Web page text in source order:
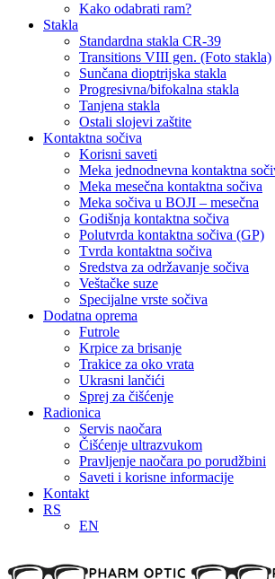
Kako odabrati ram?
Stakla
Standardna stakla CR-39
Transitions VIII gen. (Foto stakla)
Sunčana dioptrijska stakla
Progresivna/bifokalna stakla
Tanjena stakla
Ostali slojevi zaštite
Kontaktna sočiva
Korisni saveti
Meka jednodnevna kontaktna
Meka mesečna kontaktna sočiva
Meka sočiva u BOJI – mesečna
Godišnja kontaktna sočiva
Polutvrda kontaktna sočiva (GP)
Tvrda kontaktna sočiva
Sredstva za održavanje sočiva
Veštačke suze
Specijalne vrste sočiva
Dodatna oprema
Futrole
Krpice za brisanje
Trakice za oko vrata
Ukrasni lančići
Sprej za čišćenje
Radionica
Servis naočara
Čišćenje ultrazvukom
Pravljenje naočara po porudžbini
Saveti i korisne informacije
Kontakt
RS
EN